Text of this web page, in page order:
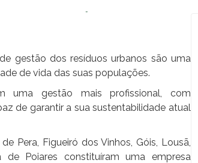
gestão dos resíduos urbanos são uma
de vida das suas populações.
uma gestão mais profissional, com
de garantir a sua sustentabilidade atual
Pera, Figueiró dos Vinhos, Góis, Lousã,
de Poiares constituíram uma empresa